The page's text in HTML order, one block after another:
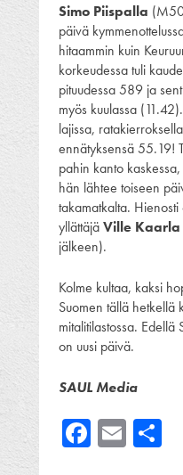
Simo Piispalla
päivä
hitaammin kuin
korkeudessa tuli
pituudessa 589 ja
myös kuulassa
lajissa,
ennätyksensä 55.19!
pahin kanto
hän lähtee toiseen
takamatkalta.
yllättäjäVille Kaarla
jälkeen).
Kolme kultaa, kaksi
Suomen tällä hetkellä
mitalitilastossa.
on uusi päivä.
SAUL Media
Facebook
Email